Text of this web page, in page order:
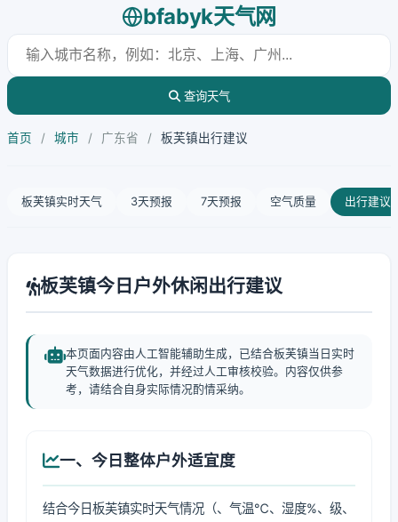
bfabyk天气网
查询天气
首页 / 城市 / 广东省 / 板芙镇出行建议
板芙镇实时天气 3天预报 7天预报 空气质量 出行建议
板芙镇今日户外休闲出行建议
本页面内容由人工智能辅助生成，已结合板芙镇当日实时
天气数据进行优化，并经过人工审核校验。内容仅供参
考，请结合自身实际情况酌情采纳。
一、今日整体户外适宜度
结合今日板芙镇实时天气情况（、气温℃、湿度%、级、